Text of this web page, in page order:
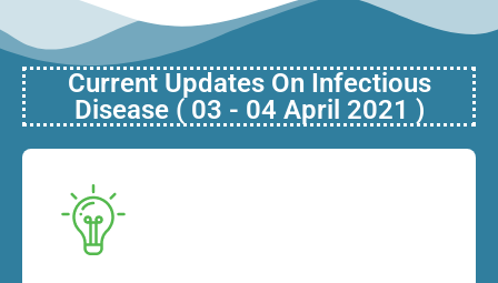
Current Updates On Infectious
Disease ( 03 - 04 April 2021 )